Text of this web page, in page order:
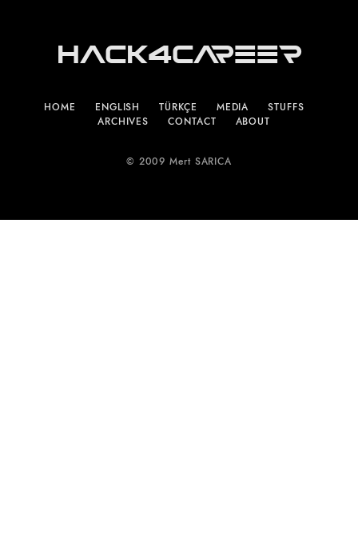
Hack4Career
HOME ENGLISH TÜRKÇE MEDIA
STUFFS
ARCHIVES
CONTACT ABOUT
© 2009 Mert SARICA